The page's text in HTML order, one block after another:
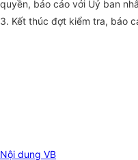
quyền, báo cáo với Uỷ ban
3. Kết thúc đợt kiểm tra, báo
Nội dung VB